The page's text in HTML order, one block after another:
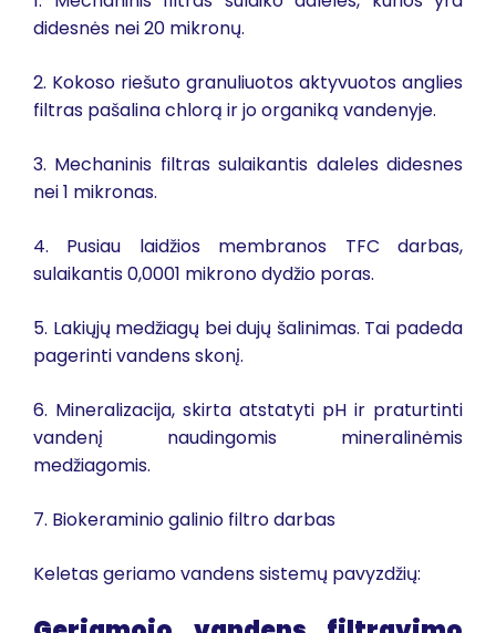
didesnės nei 20 mikronų.
2. Kokoso riešuto granuliuotos aktyvuotos anglies
filtras pašalina chlorą ir jo organiką vandenyje.
3. Mechaninis filtras sulaikantis daleles didesnes
nei 1 mikronas.
4. Pusiau laidžios membranos TFC darbas,
sulaikantis 0,0001 mikrono dydžio poras.
5. Lakiųjų medžiagų bei dujų šalinimas. Tai padeda
pagerinti vandens skonį.
6. Mineralizacija, skirta atstatyti pH ir praturtinti
vandenį naudingomis mineralinėmis
medžiagomis.
7. Biokeraminio galinio filtro darbas
Keletas geriamo vandens sistemų pavyzdžių: